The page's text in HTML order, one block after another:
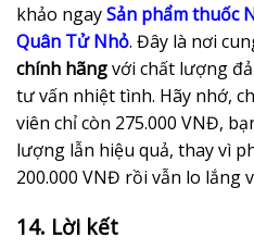
khảo ngaySản phẩm thuốc
Quân Tử Nhỏ. Đây là nơi
chính hãngvới chất lượng
tư vấn nhiệt tình. Hãy nhớ,
viên chỉ còn 275.000 VNĐ,
lượng lẫn hiệu quả, thay vì
200.000 VNĐ rồi vẫn lo lắng
14. Lời kết